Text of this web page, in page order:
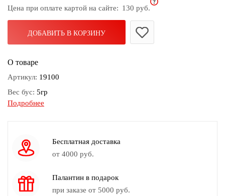
дома
для
пляжа
Цена при оплате картой на сайте: 130 руб.
ДОБАВИТЬ В КОРЗИНУ
О товаре
Артикул: 19100
Вес бус: 5гр
Замок бус:
Подробнее
Бесплатная доставка
от 4000 руб.
Палантин в подарок
при заказе от 5000 руб.